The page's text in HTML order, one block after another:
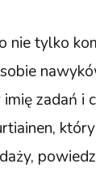
nie tylko
zadań i